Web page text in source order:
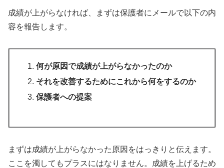
成績が上がらなければ、まずは保護者にメールで以下の内
容を報告します。
何が原因で成績が上がらなかったのか
それを改善するためにこれから何をするのか
保護者への提案
まずは成績が上がらなかった原因をはっきりと伝えます。
ここを濁してもプラスにはなりません。成績を上げるため